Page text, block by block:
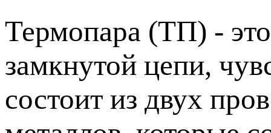
Термопара (ТП) -
замкнутой цепи,
состоит из двух